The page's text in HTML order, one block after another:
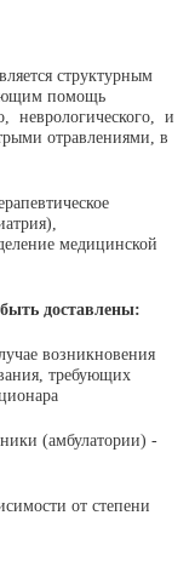
структурным
помощь
неврологического, и
отравлениями, в
медицинской
доставлены:
возникновения
требующих
(амбулатории) -
от степени